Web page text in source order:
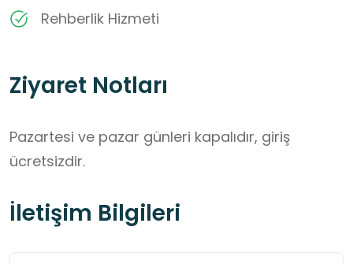
Rehberlik Hizmeti
Ziyaret Notları
Pazartesi ve pazar günleri kapalıdır, giriş
ücretsizdir.
İletişim Bilgileri